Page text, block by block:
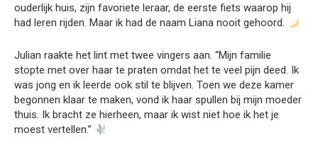
ouderlijk huis, zijn favoriete leraar, de eerste fiets waarop hij
had leren rijden. Maar ik had de naam Liana nooit gehoord.
Julian raakte het lint met twee vingers aan. “Mijn familie
stopte met over haar te praten omdat het te veel pijn deed. Ik
was jong en ik leerde ook stil te blijven. Toen we deze kamer
begonnen klaar te maken, vond ik haar spullen bij mijn moeder
thuis. Ik bracht ze hierheen, maar ik wist niet hoe ik het je
moest vertellen.”